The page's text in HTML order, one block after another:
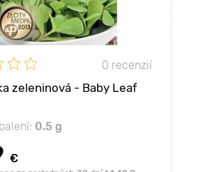
0 recenzií
zeleninová - Baby Leaf
0.5 g
€